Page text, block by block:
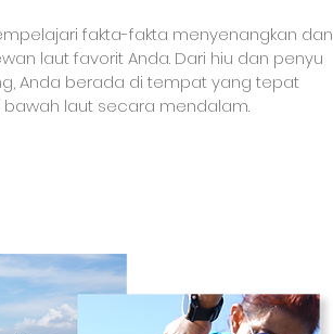
fakta-fakta menyenangkan dan
laut favorit Anda. Dari hiu dan penyu
Anda berada di tempat yang tepat
laut secara mendalam.